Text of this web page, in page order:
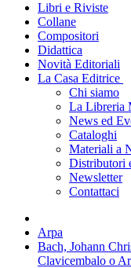
Libri e Riviste
Collane
Compositori
Didattica
Novità Editoriali
La Casa Editrice
Chi siamo
La Libreria
News ed
Cataloghi
Materiali a
Distributori
Newsletter
Contattaci
Arpa
Bach, Johann
Clavicembalo o